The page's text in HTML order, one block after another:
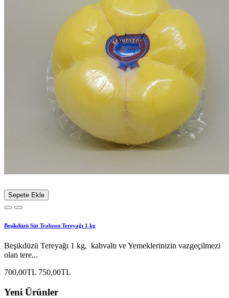
Sepete Ekle
Beşikdüzü Süt Trabzon Tereyağı 1 kg
Beşikdüzü Tereyağı 1 kg, kahvaltı ve Yemeklerinizin vazgeçilmezi
olan tere...
700,00TL 750,00TL
Yeni Ürünler